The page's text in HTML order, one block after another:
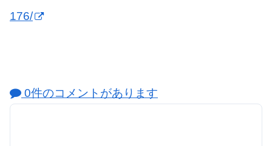
176/
0件のコメントがあります